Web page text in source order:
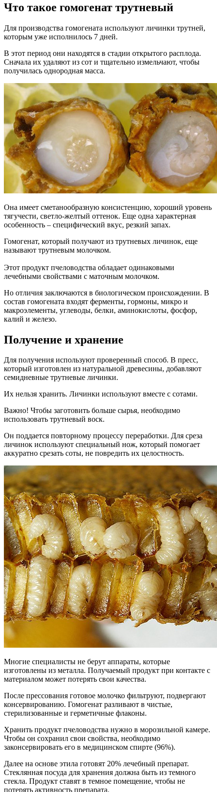
Что такое гомогенат трутневый
Для производства гомогената используют личинки трутней,
которым уже исполнилось 7 дней.
В этот период они находятся в стадии открытого расплода.
Сначала их удаляют из сот и тщательно измельчают, чтобы
получилась однородная масса.
Она имеет сметанообразную консистенцию, хороший уровень
тягучести, светло-желтый оттенок. Еще одна характерная
особенность – специфический вкус, резкий запах.
Гомогенат, который получают из трутневых личинок, еще
называют трутневым молочком.
Этот продукт пчеловодства обладает одинаковыми
лечебными свойствами с маточным молочком.
Но отличия заключаются в биологическом происхождении. В
состав гомогената входят ферменты, гормоны, микро и
макроэлементы, углеводы, белки, аминокислоты, фосфор,
калий и железо.
Получение и хранение
Для получения используют проверенный способ. В пресс,
который изготовлен из натуральной древесины, добавляют
семидневные трутневые личинки.
Их нельзя хранить. Личинки используют вместе с сотами.
Важно! Чтобы заготовить больше сырья, необходимо
использовать трутневый воск.
Он поддается повторному процессу переработки. Для среза
личинок используют специальный нож, который помогает
аккуратно срезать соты, не повредить их целостность.
Многие специалисты не берут аппараты, которые
изготовлены из металла. Получаемый продукт при контакте с
материалом может потерять свои качества.
После прессования готовое молочко фильтруют, подвергают
консервированию. Гомогенат разливают в чистые,
стерилизованные и герметичные флаконы.
Хранить продукт пчеловодства нужно в морозильной камере.
Чтобы он сохранил свои свойства, необходимо
законсервировать его в медицинском спирте (96%).
Далее на основе этила готовят 20% лечебный препарат.
Стеклянная посуда для хранения должна быть из темного
стекла. Продукт ставят в темное помещение, чтобы не
потерять активность препарата.